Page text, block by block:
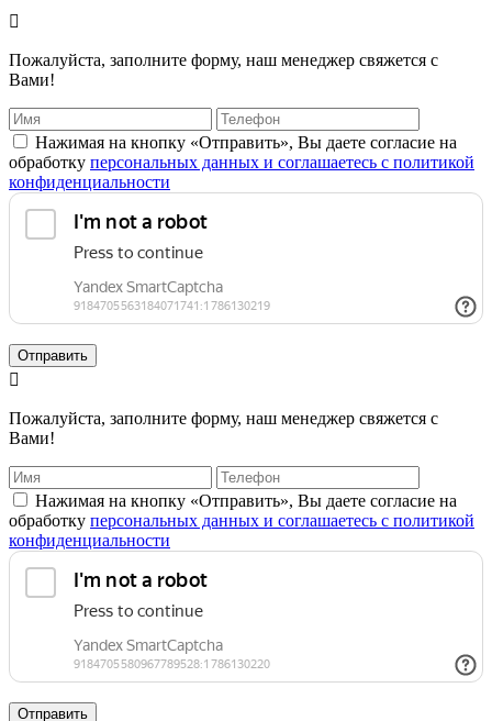

Пожалуйста, заполните форму, наш менеджер свяжется с
Вами!
Нажимая на кнопку «Отправить», Вы даете согласие на
обработку персональных данных и соглашаетесь с политикой
конфиденциальности
Отправить

Пожалуйста, заполните форму, наш менеджер свяжется с
Вами!
Нажимая на кнопку «Отправить», Вы даете согласие на
обработку персональных данных и соглашаетесь с политикой
конфиденциальности
Отправить